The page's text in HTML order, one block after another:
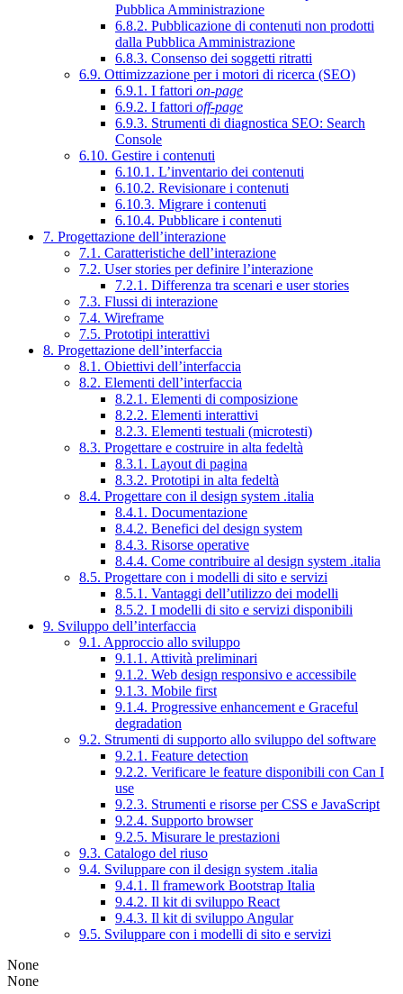
Pubblica Amministrazione
6.8.2. Pubblicazione di contenuti non prodotti
dalla Pubblica Amministrazione
6.8.3. Consenso dei soggetti ritratti
6.9. Ottimizzazione per i motori di ricerca (SEO)
6.9.1. I fattori on-page
6.9.2. I fattori off-page
6.9.3. Strumenti di diagnostica SEO: Search
Console
6.10. Gestire i contenuti
6.10.1. L’inventario dei contenuti
6.10.2. Revisionare i contenuti
6.10.3. Migrare i contenuti
6.10.4. Pubblicare i contenuti
7. Progettazione dell’interazione
7.1. Caratteristiche dell’interazione
7.2. User stories per definire l’interazione
7.2.1. Differenza tra scenari e user stories
7.3. Flussi di interazione
7.4. Wireframe
7.5. Prototipi interattivi
8. Progettazione dell’interfaccia
8.1. Obiettivi dell’interfaccia
8.2. Elementi dell’interfaccia
8.2.1. Elementi di composizione
8.2.2. Elementi interattivi
8.2.3. Elementi testuali (microtesti)
8.3. Progettare e costruire in alta fedeltà
8.3.1. Layout di pagina
8.3.2. Prototipi in alta fedeltà
8.4. Progettare con il design system .italia
8.4.1. Documentazione
8.4.2. Benefici del design system
8.4.3. Risorse operative
8.4.4. Come contribuire al design system .italia
8.5. Progettare con i modelli di sito e servizi
8.5.1. Vantaggi dell’utilizzo dei modelli
8.5.2. I modelli di sito e servizi disponibili
9. Sviluppo dell’interfaccia
9.1. Approccio allo sviluppo
9.1.1. Attività preliminari
9.1.2. Web design responsivo e accessibile
9.1.3. Mobile first
9.1.4. Progressive enhancement e Graceful
degradation
9.2. Strumenti di supporto allo sviluppo del software
9.2.1. Feature detection
9.2.2. Verificare le feature disponibili con Can I
use
9.2.3. Strumenti e risorse per CSS e JavaScript
9.2.4. Supporto browser
9.2.5. Misurare le prestazioni
9.3. Catalogo del riuso
9.4. Sviluppare con il design system .italia
9.4.1. Il framework Bootstrap Italia
9.4.2. Il kit di sviluppo React
9.4.3. Il kit di sviluppo Angular
9.5. Sviluppare con i modelli di sito e servizi
None
None